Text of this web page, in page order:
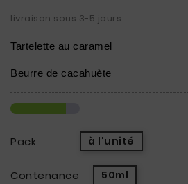
livraison sous 3-5 jours
Tartelette au caramel
Beurre de cacahuète
Pack à l'unité
Contenance 50ml